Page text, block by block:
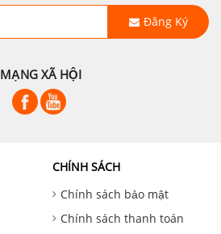
Đăng Ký
MẠNG XÃ HỘI
CHÍNH SÁCH
Chính sách bảo mật
Chính sách thanh toán